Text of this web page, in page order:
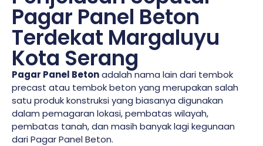
Pagar Panel Beton
Terdekat Margaluyu
Kota Serang
Pagar Panel Betonadalah nama lain dari tembok
precast atau tembok beton yang merupakan salah
satu produk konstruksi yang biasanya digunakan
dalam pemagaran lokasi, pembatas wilayah,
pembatas tanah, dan masih banyak lagi kegunaan
dari Pagar Panel Beton.